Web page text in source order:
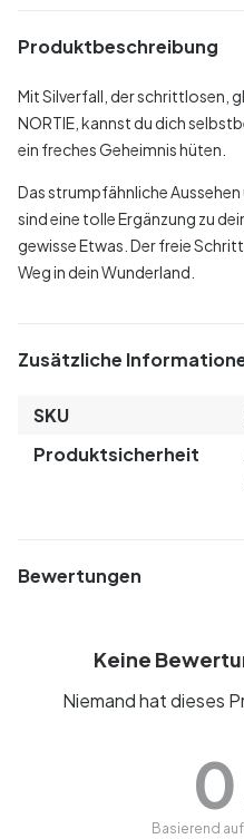
Produktbeschreibung
Mit Silverfall, der schrittlosen,
NORTIE, kannst du dich
ein freches Geheimnis hüten.
Das strumpfähnliche
sind eine tolle Ergänzung zu
gewisse Etwas. Der freie
Weg in dein Wunderland.
Zusätzliche
SKU
Produktsicherheit
Bewertungen
Keine
Niemand hat dieses
Basierend